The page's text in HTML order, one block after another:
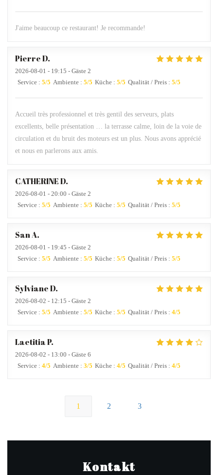
J'aime beaucoup ce restaurant! Je recommande!
PierreD
2026-08-01 - 19:15 - Gäste 2
Service : 5/5 Ambiente : 5/5 Küche : 5/5 Qualität / Preis : 5/5
Accueil très professionnel et très gentil des serveurs, plats
excellents, belle présentation … la terrasse calme, loin de la voie de
circulation et du bruit des moteurs est un plus. Nous avons apprécié
et nous en parlerons aux amis.
CATHERINED
2026-08-01 - 20:00 - Gäste 2
Service : 5/5 Ambiente : 5/5 Küche : 5/5 Qualität / Preis : 5/5
SanA
2026-08-01 - 19:45 - Gäste 2
Service : 5/5 Ambiente : 5/5 Küche : 5/5 Qualität / Preis : 5/5
SylvianeD
2026-08-02 - 12:15 - Gäste 2
Service : 5/5 Ambiente : 5/5 Küche : 5/5 Qualität / Preis : 4/5
LaetitiaP
2026-08-02 - 13:00 - Gäste 6
Service : 4/5 Ambiente : 3/5 Küche : 4/5 Qualität / Preis : 4/5
1 2 3
Kontakt